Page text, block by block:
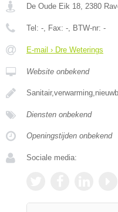
De Oude Eik 18, 2380
Tel: -, Fax: -, BTW-nr: -
E-mail › Dre Weterings
Website onbekend
Diensten onbekend
Openingstijden onbekend
Sociale media: